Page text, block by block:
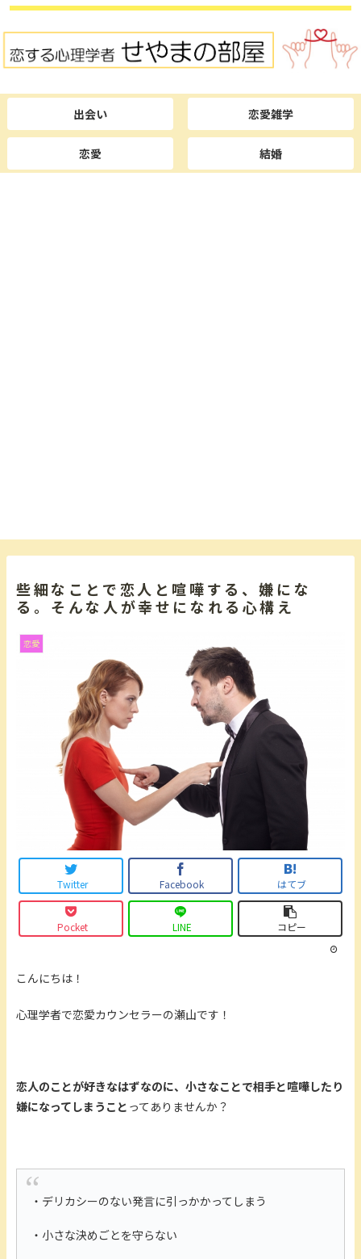
出会い 恋愛雑学
恋愛 結婚
些細なことで恋人と喧嘩する、嫌にな
る。そんな人が幸せになれる心構え
恋愛
Twitter Facebook はてブ
Pocket LINE コピー
こんにちは！
心理学者で恋愛カウンセラーの瀬山です！
恋人のことが好きなはずなのに、小さなことで相手と喧嘩したり
嫌になってしまうこと ってありませんか？
・デリカシーのない発言に引っかかってしまう
・小さな決めごとを守らない